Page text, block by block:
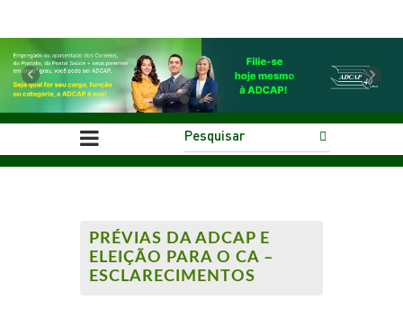
Previous Next
PRÉVIAS DA ADCAP E
ELEIÇÃO PARA O CA –
ESCLARECIMENTOS